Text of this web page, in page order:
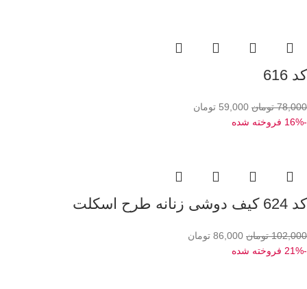
کد 616
78,000 تومان 59,000 تومان
-16% فروخته شده
کد 624 کیف دوشی زنانه طرح اسکلت
102,000 تومان 86,000 تومان
-21% فروخته شده